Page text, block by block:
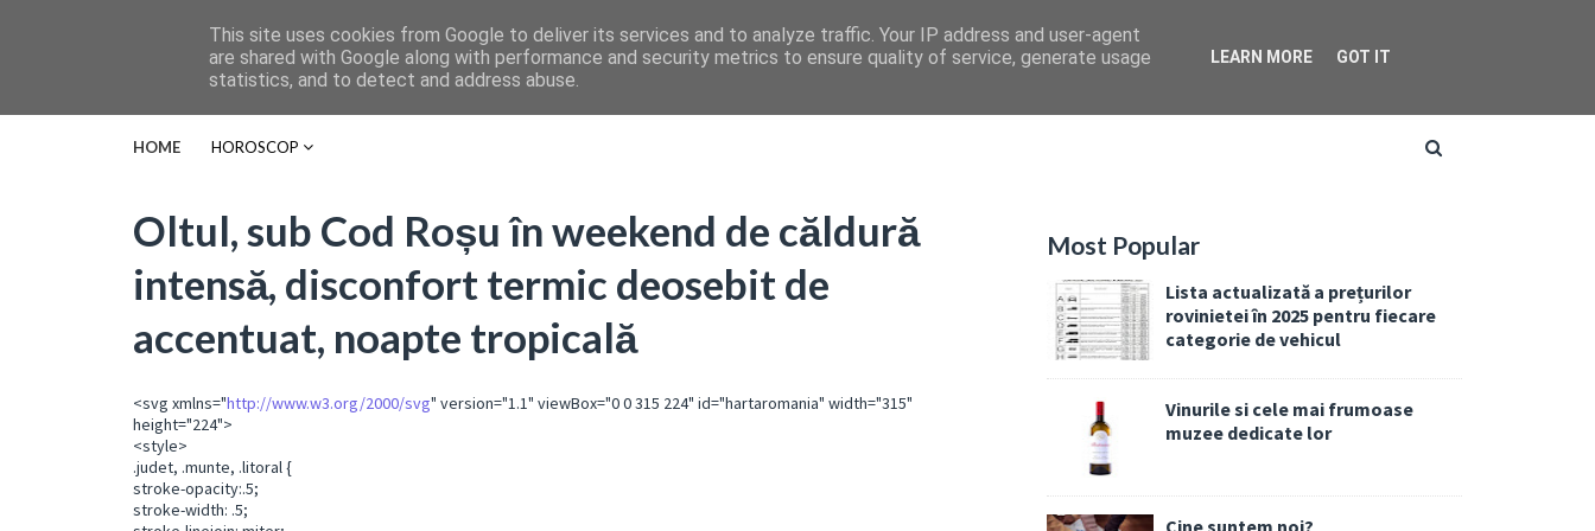
HOME HOROSCOP
Oltul, sub Cod Roșu în weekend de căldură
intensă, disconfort termic deosebit de
accentuat, noapte tropicală
<svg xmlns="http://www.w3.org/2000/svg" version="1.1" viewBox="0 0 315 224" id="hartaromania" width="315"
height="224">
<style>
.judet, .munte, .litoral {
stroke-opacity:.5;
stroke-width: .5;
Most Popular
Lista actualizată a prețurilor
rovinietei în 2025 pentru fiecare
categorie de vehicul
Vinurile si cele mai frumoase
muzee dedicate lor
Cine suntem noi?
This site uses cookies from Google to deliver its services and to analyze traffic. Your IP address and user-agent
are shared with Google along with performance and security metrics to ensure quality of service, generate usage
statistics, and to detect and address abuse.
LEARN MORE GOT IT